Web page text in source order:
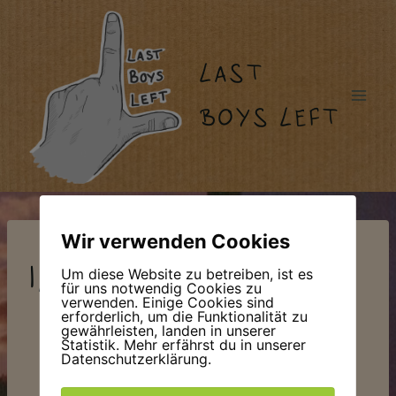
LAST
BOYS LEFT
Impressum
Ben Weiskirchen
Wir verwenden Cookies
Um diese Website zu betreiben, ist es
für uns notwendig Cookies zu
verwenden. Einige Cookies sind
erforderlich, um die Funktionalität zu
gewährleisten, landen in unserer
Statistik. Mehr erfährst du in unserer
Datenschutzerklärung.